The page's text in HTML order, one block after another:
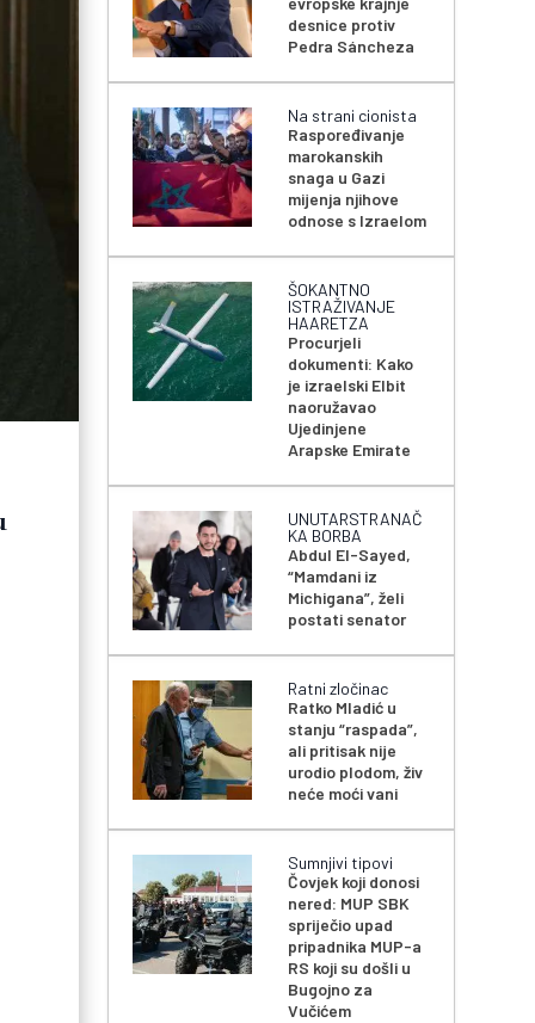
desnice protiv
Pedra Sáncheza
Na strani cionista
Raspoređivanje
marokanskih
snaga u Gazi
mijenja njihove
odnose s Izraelom
ŠOKANTNO
ISTRAŽIVANJE
HAARETZA
Procurjeli
dokumenti: Kako
je izraelski Elbit
naoružavao
Ujedinjene
Arapske Emirate
UNUTARSTRANAČ
KA BORBA
Abdul El-Sayed,
“Mamdani iz
Michigana”, želi
postati senator
Ratni zločinac
Ratko Mladić u
stanju “raspada”,
ali pritisak nije
urodio plodom, živ
neće moći vani
Sumnjivi tipovi
Čovjek koji donosi
nered: MUP SBK
spriječio upad
pripadnika MUP-a
RS koji su došli u
Bugojno za
Vučićem